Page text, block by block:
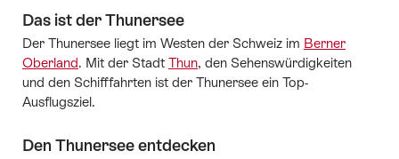
Das ist der Thunersee
Der Thunersee liegt im Westen der Schweiz im Berner
Oberland. Mit der Stadt Thun, den Sehenswürdigkeiten
und den Schifffahrten ist der Thunersee ein Top-
Ausflugsziel.
Den Thunersee entdecken